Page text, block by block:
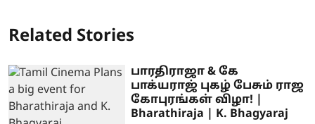
Related Stories
பாரதிராஜா & கே
பாக்யராஜ் புகழ் பேசும் ராஜ
கோபுரங்கள் விழா! |
Bharathiraja | K. Bhagyaraj